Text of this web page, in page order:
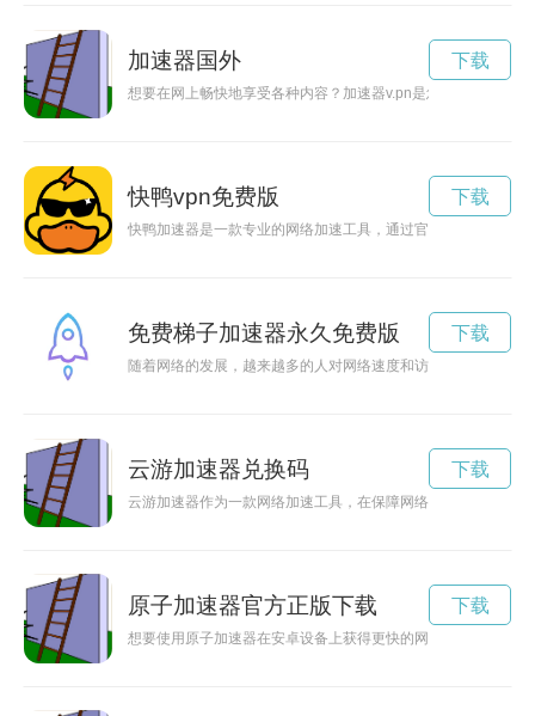
加速器国外
想要在网上畅快地享受各种内容？加速器v.pn是您的不二选择
下载
快鸭vpn免费版
快鸭加速器是一款专业的网络加速工具，通过官方网站提供免
下载
免费梯子加速器永久免费版
随着网络的发展，越来越多的人对网络速度和访问体验有了更
下载
云游加速器兑换码
云游加速器作为一款网络加速工具，在保障网络畅通的同时，
下载
原子加速器官方正版下载
想要使用原子加速器在安卓设备上获得更快的网速吗？在原子
下载